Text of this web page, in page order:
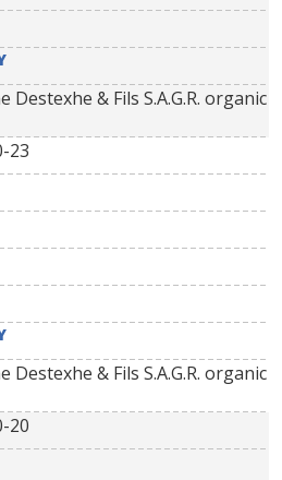
Destexhe & Fils S.A.G.R. organic
23
Destexhe & Fils S.A.G.R. organic
20